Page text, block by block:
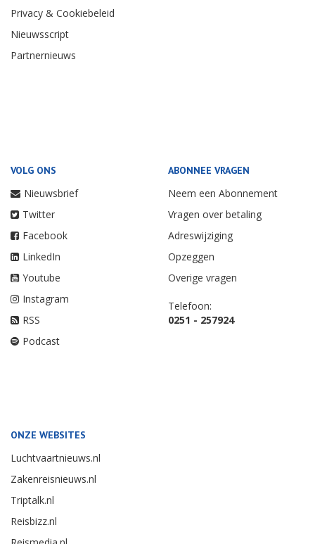
Privacy & Cookiebeleid
Nieuwsscript
Partnernieuws
VOLG ONS
Nieuwsbrief
Twitter
Facebook
LinkedIn
Youtube
Instagram
RSS
Podcast
ABONNEE VRAGEN
Neem een Abonnement
Vragen over betaling
Adreswijziging
Opzeggen
Overige vragen
Telefoon:
0251 - 257924
ONZE WEBSITES
Luchtvaartnieuws.nl
Zakenreisnieuws.nl
Triptalk.nl
Reisbizz.nl